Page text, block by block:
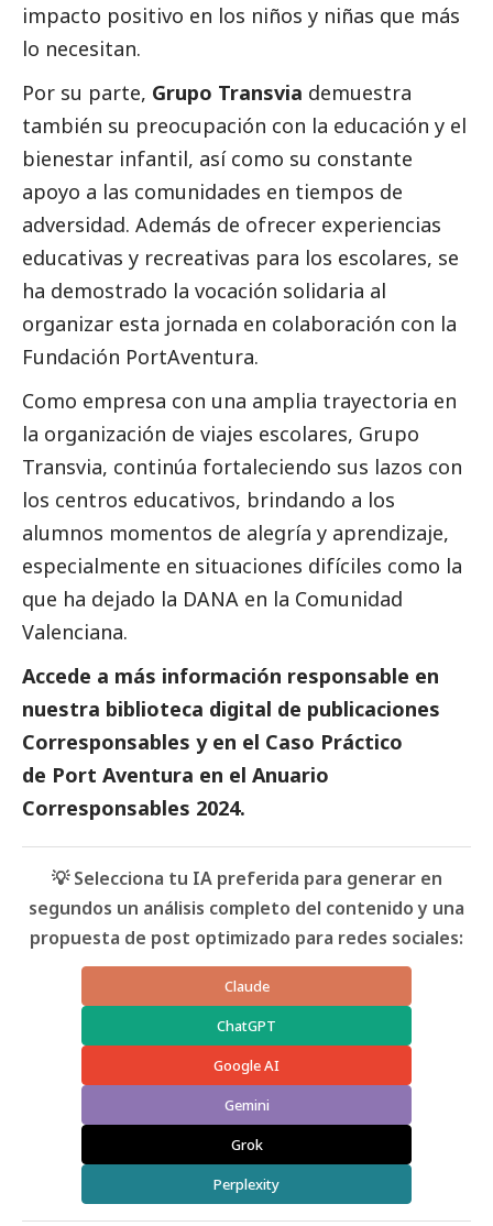
impacto positivo en los niños y niñas que más
lo necesitan.
Por su parte, Grupo Transvia demuestra
también su preocupación con la educación y el
bienestar infantil, así como su constante
apoyo a las comunidades en tiempos de
adversidad. Además de ofrecer experiencias
educativas y recreativas para los escolares, se
ha demostrado la vocación solidaria al
organizar esta jornada en colaboración con la
Fundación PortAventura.
Como empresa con una amplia trayectoria en
la organización de viajes escolares, Grupo
Transvia, continúa fortaleciendo sus lazos con
los centros educativos, brindando a los
alumnos momentos de alegría y aprendizaje,
especialmente en situaciones difíciles como la
que ha dejado la DANA en la Comunidad
Valenciana.
Accede a más información responsable en
nuestra biblioteca digital de publicaciones
Corresponsables y en el Caso Práctico
de Port Aventura en el Anuario
Corresponsables 2024.
💡 Selecciona tu IA preferida para generar en
segundos un análisis completo del contenido y una
propuesta de post optimizado para redes sociales:
Claude
ChatGPT
Google AI
Gemini
Grok
Perplexity